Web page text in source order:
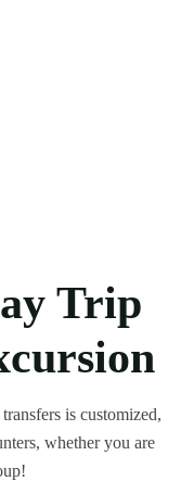
Trip
is customized,
whether you are